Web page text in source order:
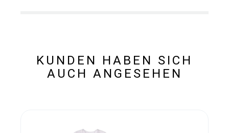
KUNDEN HABEN SICH
AUCH ANGESEHEN